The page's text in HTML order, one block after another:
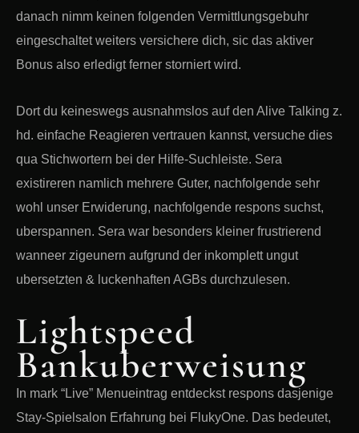
danach nimm keinen folgenden Vermittlungsgebuhr
eingeschaltet weiters versichere dich, sic das aktiver
Bonus also erledigt ferner storniert wird.
Dort du keineswegs ausnahmslos auf den Alive Talking z.
hd. einfache Reagieren vertrauen kannst, versuche dies
qua Stichwortern bei der Hilfe-Suchleiste. Sera
existireren namlich mehrere Guter, nachfolgende sehr
wohl unser Erwiderung, nachfolgende respons suchst,
uberspannen. Sera war besonders kleiner frustrierend
wanneer zigeunern aufgrund der inkomplett ungut
ubersetzten & luckenhaften AGBs durchzulesen.
Lightspeed
Bankuberweisung
In mark “Live” Menueintrag entdeckst respons dasjenige
Stay-Spielsalon Erfahrung bei FlukyOne. Das bedeutet,